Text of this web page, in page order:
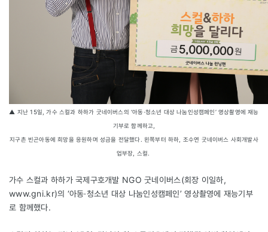
▲ 지난 15일, 가수 스컬과 하하가 굿네이버스의 ‘아동·청소년 대상 나눔인성캠페인’ 영상촬영에 재능
기부로 함께하고,
지구촌 빈곤아동에 희망을 응원하며 성금을 전달했다. 왼쪽부터 하하, 조수연 굿네이버스 사회개발사
업부장, 스컬.
가수 스컬과 하하가 국제구호개발 NGO 굿네이버스(회장 이일하,
www.gni.kr)의 ‘아동·청소년 대상 나눔인성캠페인’ 영상촬영에 재능기부
로 함께했다.